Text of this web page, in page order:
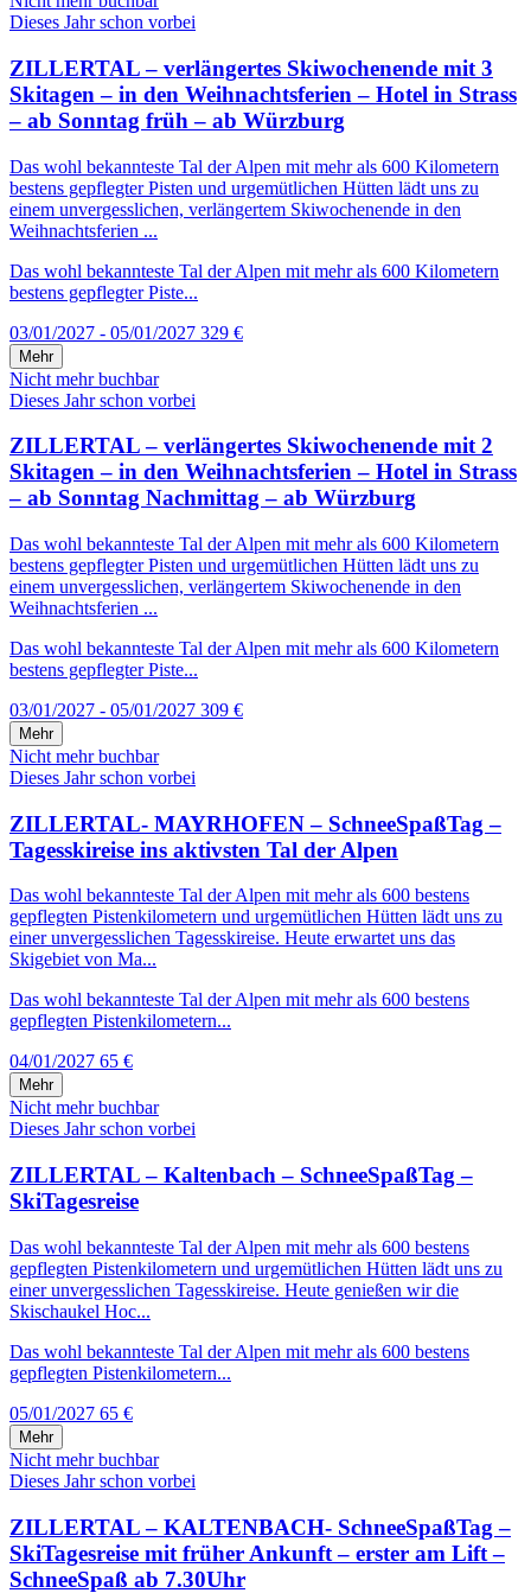
Dieses Jahr schon vorbei
ZILLERTAL – verlängertes Skiwochenende mit 3
Skitagen – in den Weihnachtsferien – Hotel in Strass
– ab Sonntag früh – ab Würzburg
Das wohl bekannteste Tal der Alpen mit mehr als 600 Kilometern
bestens gepflegter Pisten und urgemütlichen Hütten lädt uns zu
einem unvergesslichen, verlängertem Skiwochenende in den
Weihnachtsferien ...
Das wohl bekannteste Tal der Alpen mit mehr als 600 Kilometern
bestens gepflegter Piste...
03/01/2027 - 05/01/2027 329 €
Mehr
Nicht mehr buchbar
Dieses Jahr schon vorbei
ZILLERTAL – verlängertes Skiwochenende mit 2
Skitagen – in den Weihnachtsferien – Hotel in Strass
– ab Sonntag Nachmittag – ab Würzburg
Das wohl bekannteste Tal der Alpen mit mehr als 600 Kilometern
bestens gepflegter Pisten und urgemütlichen Hütten lädt uns zu
einem unvergesslichen, verlängertem Skiwochenende in den
Weihnachtsferien ...
Das wohl bekannteste Tal der Alpen mit mehr als 600 Kilometern
bestens gepflegter Piste...
03/01/2027 - 05/01/2027 309 €
Mehr
Nicht mehr buchbar
Dieses Jahr schon vorbei
ZILLERTAL- MAYRHOFEN – SchneeSpaßTag –
Tagesskireise ins aktivsten Tal der Alpen
Das wohl bekannteste Tal der Alpen mit mehr als 600 bestens
gepflegten Pistenkilometern und urgemütlichen Hütten lädt uns zu
einer unvergesslichen Tagesskireise. Heute erwartet uns das
Skigebiet von Ma...
Das wohl bekannteste Tal der Alpen mit mehr als 600 bestens
gepflegten Pistenkilometern...
04/01/2027 65 €
Mehr
Nicht mehr buchbar
Dieses Jahr schon vorbei
ZILLERTAL – Kaltenbach – SchneeSpaßTag –
SkiTagesreise
Das wohl bekannteste Tal der Alpen mit mehr als 600 bestens
gepflegten Pistenkilometern und urgemütlichen Hütten lädt uns zu
einer unvergesslichen Tagesskireise. Heute genießen wir die
Skischaukel Hoc...
Das wohl bekannteste Tal der Alpen mit mehr als 600 bestens
gepflegten Pistenkilometern...
05/01/2027 65 €
Mehr
Nicht mehr buchbar
Dieses Jahr schon vorbei
ZILLERTAL – KALTENBACH- SchneeSpaßTag –
SkiTagesreise mit früher Ankunft – erster am Lift –
SchneeSpaß ab 7.30Uhr